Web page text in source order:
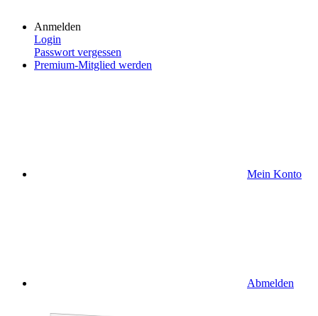
Anmelden
Login
Passwort vergessen
Premium-Mitglied werden
Mein Konto
Abmelden